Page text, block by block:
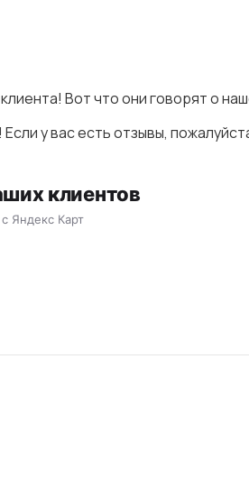
Вот что они говорят о
у вас есть отзывы,
клиентов
Яндекс Карт